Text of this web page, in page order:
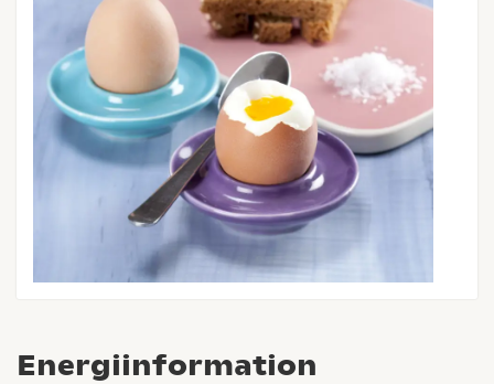
Energiinformation